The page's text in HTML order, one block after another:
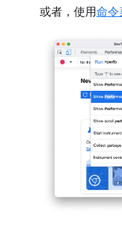
或者，使用命令